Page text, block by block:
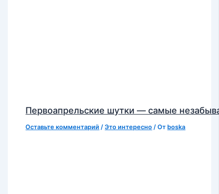
Первоапрельские шутки — самые
Оставьте комментарий /Это интересно / От boska